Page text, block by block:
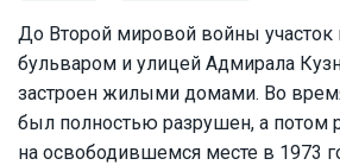
До Второй мировой войны
бульваром и улицей Адмирала
застроен жилыми домами. Во
был полностью разрушен, а потом
на освободившемся месте в 1973